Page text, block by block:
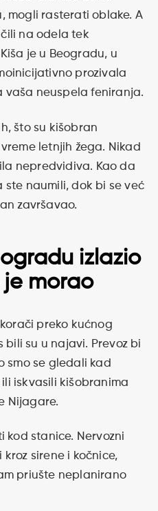
mogli rasterati oblake. A
na odela tek
je u Beogradu, u
prozivala
vaša neuspela feniranja.
što su kišobran
letnjih žega. Nikad
nepredvidiva. Kao da
naumili, dok bi se već
završavao.
izlazio
morao
preko kućnog
bili su u najavi. Prevoz bi
smo se gledali kad
iskvasili kišobranima
Nijagare.
kod stanice. Nervozni
sirene i kočnice,
priušte neplanirano